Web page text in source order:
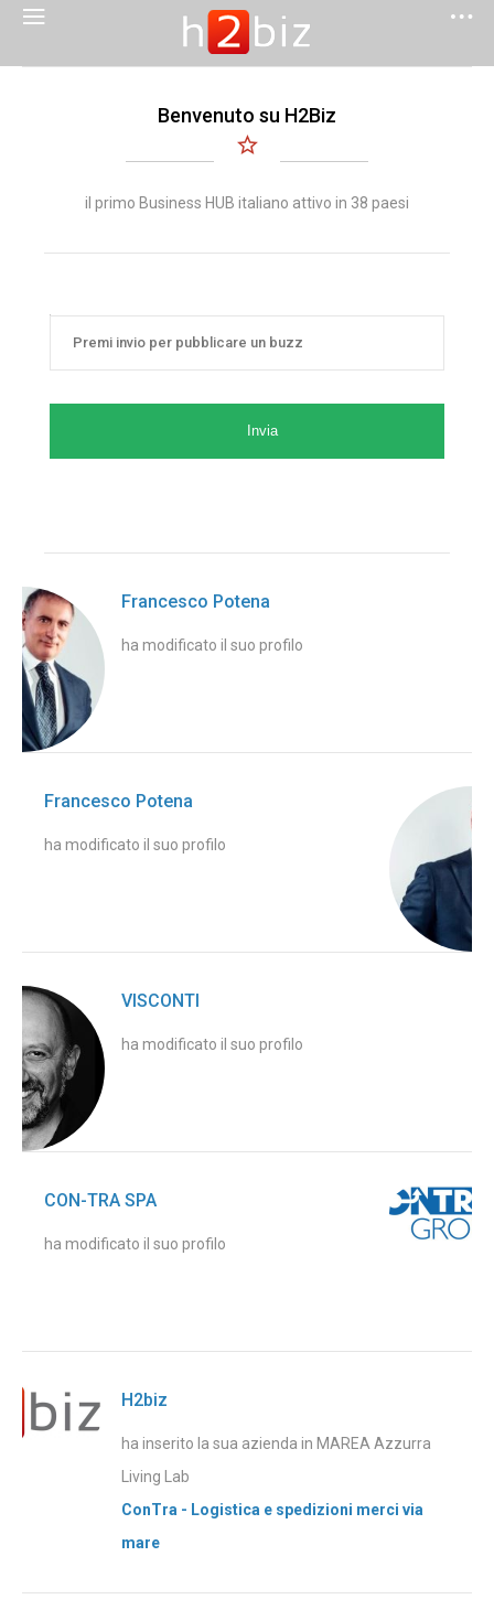
Benvenuto su H2Biz
il primo Business HUB italiano attivo in 38 paesi
Invia
Francesco Potena
ha modificato il suo profilo
Francesco Potena
ha modificato il suo profilo
VISCONTI
ha modificato il suo profilo
CON-TRA SPA
ha modificato il suo profilo
H2biz
ha inserito la sua azienda in MAREA Azzurra
Living Lab
ConTra - Logistica e spedizioni merci via
mare